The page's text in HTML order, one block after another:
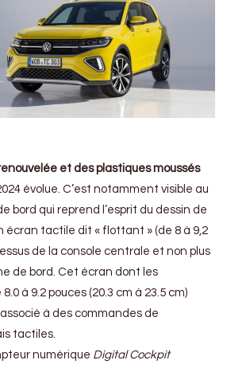
et des plastiques moussés
évolue. C’est notamment visible au
bord qui reprend l’esprit du dessin de
écran tactile dit « flottant » (de 8 à 9,2
de la console centrale et non plus
de bord. Cet écran dont les
à 9.2 pouces (20.3 cm à 23.5 cm)
à des commandes de
tactiles.
numérique Digital Cockpit